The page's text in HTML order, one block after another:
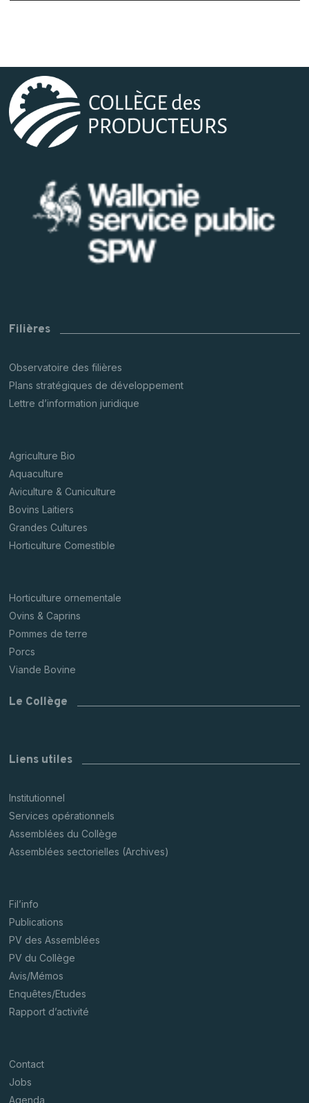
Filières
Observatoire des filières
Plans stratégiques de développement
Lettre d’information juridique
Agriculture Bio
Aquaculture
Aviculture & Cuniculture
Bovins Laitiers
Grandes Cultures
Horticulture Comestible
Horticulture ornementale
Ovins & Caprins
Pommes de terre
Porcs
Viande Bovine
Le Collège
Liens utiles
Institutionnel
Services opérationnels
Assemblées du Collège
Assemblées sectorielles (Archives)
Fil’info
Publications
PV des Assemblées
PV du Collège
Avis/Mémos
Enquêtes/Etudes
Rapport d’activité
Contact
Jobs
Agenda